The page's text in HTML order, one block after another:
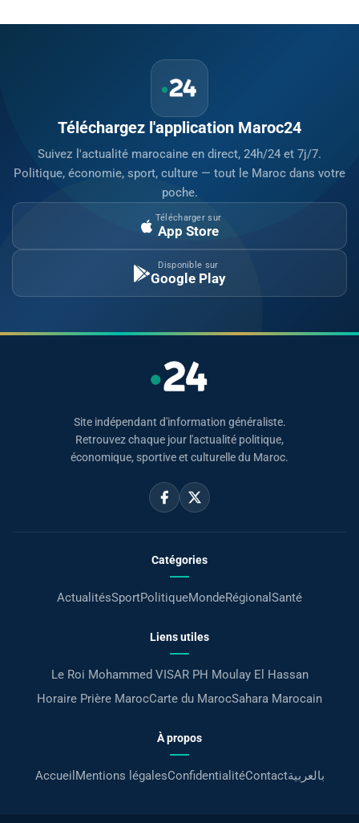
Téléchargez l'application Maroc24
Suivez l'actualité marocaine en direct, 24h/24 et 7j/7.
Politique, économie, sport, culture — tout le Maroc dans votre
poche.
Télécharger sur
App Store
Disponible sur
Google Play
Site indépendant d'information généraliste.
Retrouvez chaque jour l'actualité politique,
économique, sportive et culturelle du Maroc.
Catégories
ActualitésSportPolitiqueMondeRégional Santé
Liens utiles
Le Roi Mohammed VISAR PH Moulay El Hassan
Horaire Prière MarocCarte du MarocSahara Marocain
À propos
Accueil Mentions légalesConfidentialitéContactبالعربية